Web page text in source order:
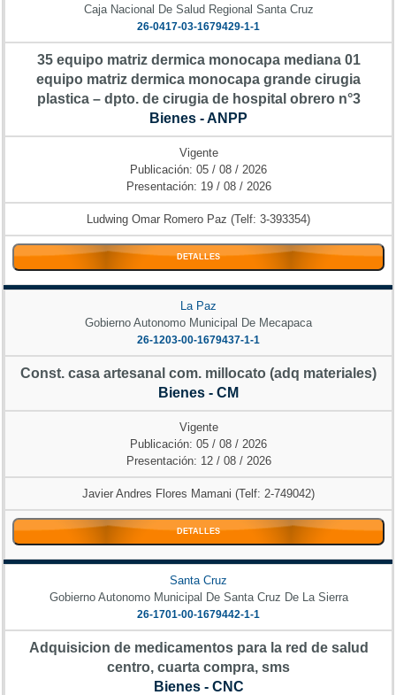
Caja Nacional De Salud Regional Santa Cruz
26-0417-03-1679429-1-1
35 equipo matriz dermica monocapa mediana 01
equipo matriz dermica monocapa grande cirugia
plastica – dpto. de cirugia de hospital obrero n°3
Bienes - ANPP
Vigente
Publicación: 05 / 08 / 2026
Presentación: 19 / 08 / 2026
Ludwing Omar Romero Paz (Telf: 3-393354)
DETALLES
La Paz
Gobierno Autonomo Municipal De Mecapaca
26-1203-00-1679437-1-1
Const. casa artesanal com. millocato (adq materiales)
Bienes - CM
Vigente
Publicación: 05 / 08 / 2026
Presentación: 12 / 08 / 2026
Javier Andres Flores Mamani (Telf: 2-749042)
DETALLES
Santa Cruz
Gobierno Autonomo Municipal De Santa Cruz De La Sierra
26-1701-00-1679442-1-1
Adquisicion de medicamentos para la red de salud
centro, cuarta compra, sms
Bienes - CNC